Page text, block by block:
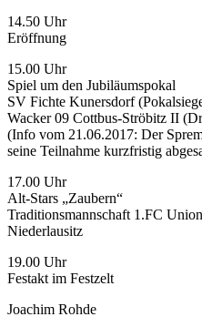
14.50 Uhr
Eröffnung
15.00 Uhr
Spiel um den Jubiläumspokal
SV Fichte Kunersdorf
Wacker 09 Cottbus-Ströbitz II
(Info vom 21.06.2017: Der
seine Teilnahme kurzfristig
17.00 Uhr
Alt-Stars „Zaubern“
Traditionsmannschaft 1.FC
Niederlausitz
19.00 Uhr
Festakt im Festzelt
Joachim Rohde